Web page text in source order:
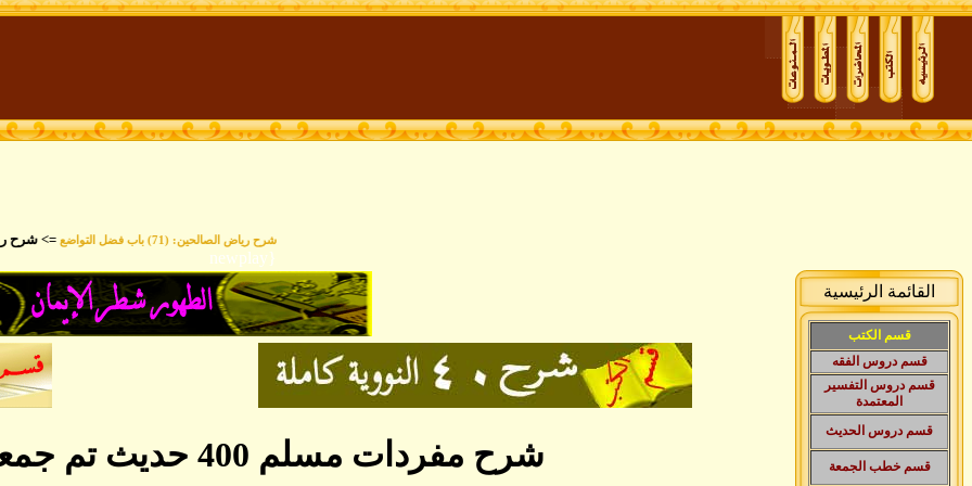
شرح رياض الصالحين: (71) باب فضل التواضع => شرح
{newplay
القائمة الرئيسية
قسم الكتب
قسم دروس الفقه
قسم دروس التفسير
المعتمدة
قسم دروس الحديث
قسمخطب الجمعة
شرح مفردات مسلم 400 حديث تم جمعها في ملف واحد